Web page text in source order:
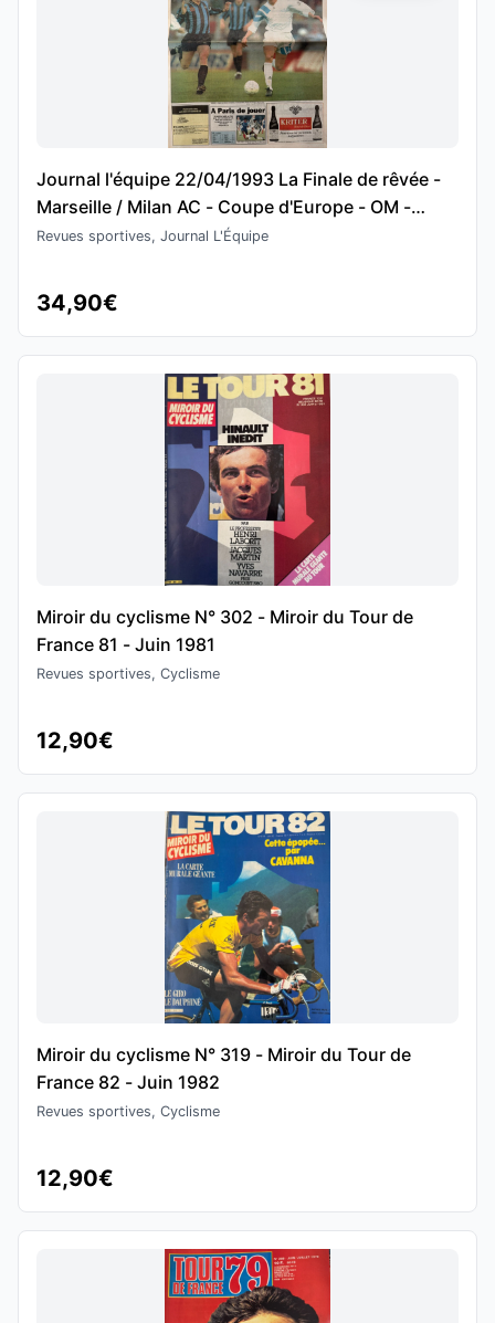
Journal l'équipe 22/04/1993 La Finale de rêvée -
Marseille / Milan AC - Coupe d'Europe - OM -
Football
Revues sportives, Journal L'Équipe
34,90€
Miroir du cyclisme N° 302 - Miroir du Tour de
France 81 - Juin 1981
Revues sportives, Cyclisme
12,90€
Miroir du cyclisme N° 319 - Miroir du Tour de
France 82 - Juin 1982
Revues sportives, Cyclisme
12,90€